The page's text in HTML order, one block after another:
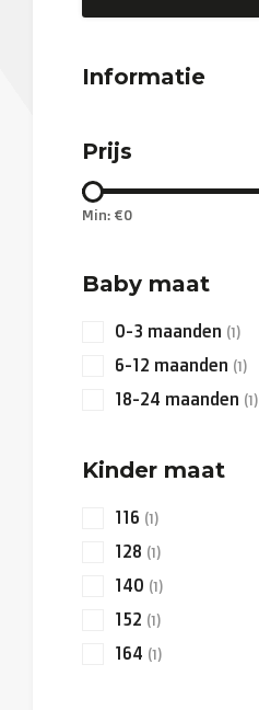
Informatie
Prijs
Min: €0
Baby maat
0-3 maanden (1)
6-12 maanden (1)
18-24 maanden (1)
Kinder maat
116 (1)
128 (1)
140 (1)
152 (1)
164 (1)